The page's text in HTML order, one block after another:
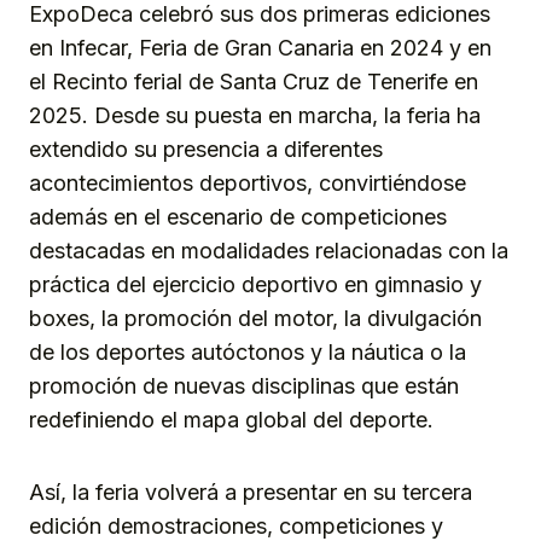
ExpoDeca celebró sus dos primeras ediciones
en Infecar, Feria de Gran Canaria en 2024 y en
el Recinto ferial de Santa Cruz de Tenerife en
2025. Desde su puesta en marcha, la feria ha
extendido su presencia a diferentes
acontecimientos deportivos, convirtiéndose
además en el escenario de competiciones
destacadas en modalidades relacionadas con la
práctica del ejercicio deportivo en gimnasio y
boxes, la promoción del motor, la divulgación
de los deportes autóctonos y la náutica o la
promoción de nuevas disciplinas que están
redefiniendo el mapa global del deporte.
Así, la feria volverá a presentar en su tercera
edición demostraciones, competiciones y